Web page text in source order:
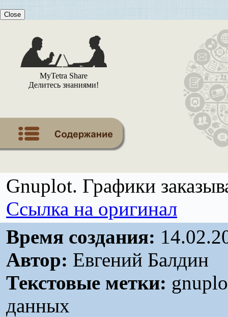
Close
MyTetra Share
Делитесь знаниями!
Gnuplot. Графики
Ссылка на оригинал
Время создания:
Автор: Евгений Балдин
Текстовые метки:
данных